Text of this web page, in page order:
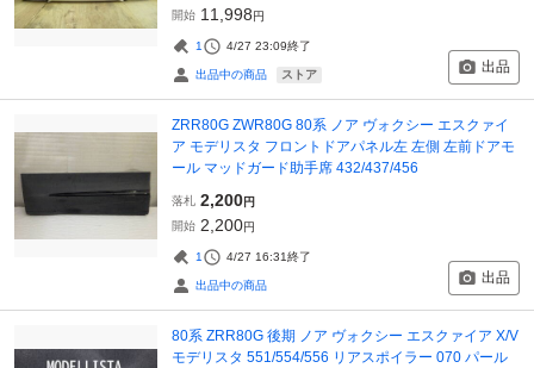
開始 11,998円
1 4/27 23:09終了
出品中の商品 ストア 出品
ZRR80G ZWR80G 80系 ノア ヴォクシー エスクァイ
ア モデリスタ フロントドアパネル左 左側 左前ドアモ
ール マッドガード助手席 432/437/456
落札 2,200円
開始 2,200円
1 4/27 16:31終了
出品中の商品 出品
80系 ZRR80G 後期 ノア ヴォクシー エスクァイア X/V
モデリスタ 551/554/556 リアスポイラー 070 パール